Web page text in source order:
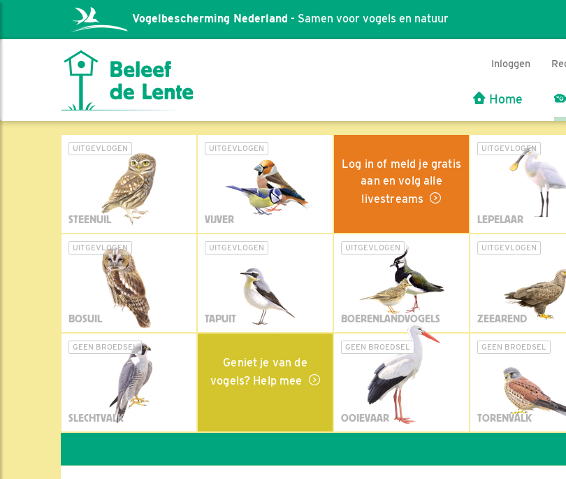
Vogelbescherming Nederland - Samen voor vogels en natuur
Inloggen
Home
UITGEVLOGEN
STEENUIL
UITGEVLOGEN
VIJVER
Log in of meld je gratis
aan en volg alle
livestreams
UITGEVLOGEN
LEPELAAR
UITGEVLOGEN
BOSUIL
UITGEVLOGEN
TAPUIT
UITGEVLOGEN
BOERENLANDVOGELS
UITGEVLOGEN
ZEEAREND
GEEN BROEDSEL
SLECHTVALK
Geniet je van de
vogels? Help mee
GEEN BROEDSEL
OOIEVAAR
GEEN BROEDSEL
TORENVALK